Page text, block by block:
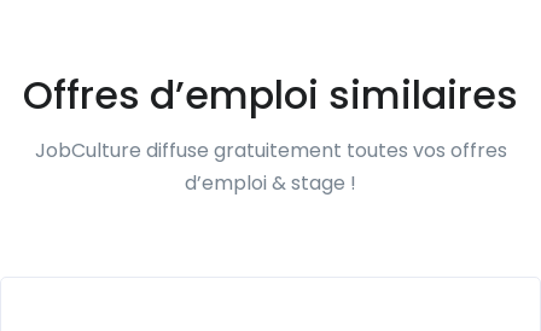
Offres d’emploi similaires
JobCulture diffuse gratuitement toutes vos offres
d’emploi & stage !